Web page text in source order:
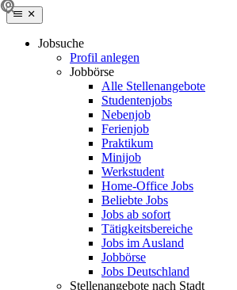
Jobsuche
Profil anlegen
Jobbörse
Alle Stellenangebote
Studentenjobs
Nebenjob
Ferienjob
Praktikum
Minijob
Werkstudent
Home-Office Jobs
Beliebte Jobs
Jobs ab sofort
Tätigkeitsbereiche
Jobs im Ausland
Jobbörse
Jobs Deutschland
Stellenangebote nach Stadt